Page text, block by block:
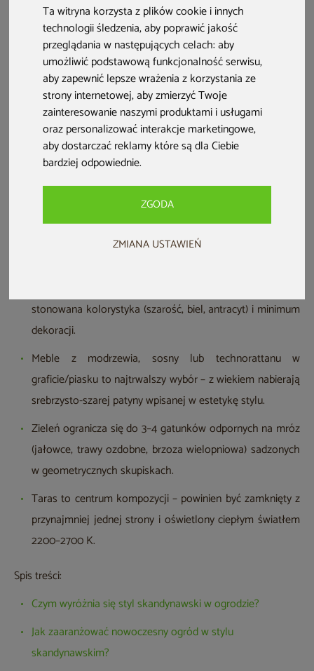
Ta witryna korzysta z plików cookie i innych
technologii śledzenia, aby poprawić jakość
przeglądania w następujących celach:aby
umożliwić podstawową funkcjonalność serwisu,
aby zapewnić lepsze wrażenia z korzystania ze
strony internetowej,aby zmierzyć Twoje
zainteresowanie naszymi produktami i usługami
oraz personalizować interakcje marketingowe,
aby dostarczać reklamy które są dla Ciebie
bardziej odpowiednie.
ZGODA
ZMIANA USTAWIEŃ
ale nigdy przytłaczająca. Sprawdź, jak zaaranżować ogród
w stylu skandynawskim i jakie meble ogrodowe do niego
wybrać.
stonowana kolorystyka (szarość, biel, antracyt) i minimum
dekoracji.
Meble z modrzewia, sosny lub technorattanu w
graficie/piasku to najtrwalszy wybór – z wiekiem nabierają
srebrzysto-szarej patyny wpisanej w estetykę stylu.
Zieleń ogranicza się do 3–4 gatunków odpornych na mróz
(jałowce, trawy ozdobne, brzoza wielopniowa) sadzonych
w geometrycznych skupiskach.
Taras to centrum kompozycji – powinien być zamknięty z
przynajmniej jednej strony i oświetlony ciepłym światłem
2200–2700 K.
Spis treści:
Czym wyróżnia się styl skandynawski w ogrodzie?
Jak zaaranżować nowoczesny ogród w stylu
skandynawskim?